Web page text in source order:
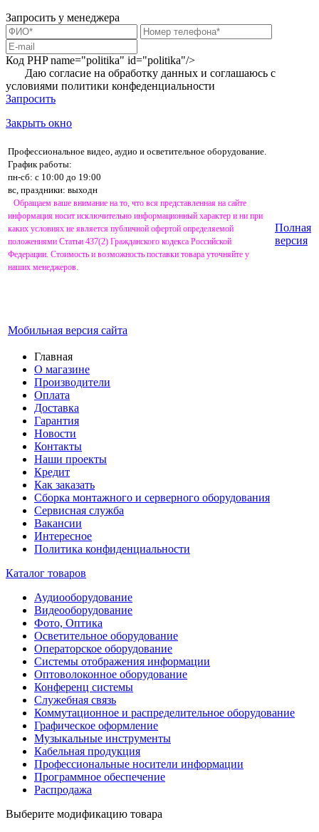
Запросить у менеджера
Код PHPname="politika" id="politika"/>
Даю согласие на обработку данных и соглашаюсь с
условиями политики конфеденциальности
Запросить
Закрыть окно
Профессиональное видео, аудио и осветительное оборудование.
График работы:
пн-сб: с 10:00 до 19:00
вс, праздники: выходн
Обращаем ваше внимание на то, что вся представленная на сайте
информация носит исключительно информационный характер и ни при
каких условиях не является публичной офертой определяемой
положениями Статьи 437(2) Гражданского кодекса Российской
Федерации. Стоимость и возможность поставки товара уточняйте у
наших менеджеров.
Мобильная версия сайта
Полная
версия
Главная
О магазине
Производители
Оплата
Доставка
Гарантия
Новости
Контакты
Наши проекты
Кредит
Как заказать
Сборка монтажного и серверного оборудования
Сервисная служба
Вакансии
Интересное
Политика конфиденциальности
Каталог товаров
Аудиооборудование
Видеооборудование
Фото, Оптика
Осветительное оборудование
Операторское оборудование
Системы отображения информации
Оптоволоконное оборудование
Конференц системы
Служебная связь
Коммутационное и распределительное оборудование
Графическое оформление
Музыкальные инструменты
Кабельная продукция
Профессиональные носители информации
Программное обеспечение
Распродажа
Выберите модификацию товара